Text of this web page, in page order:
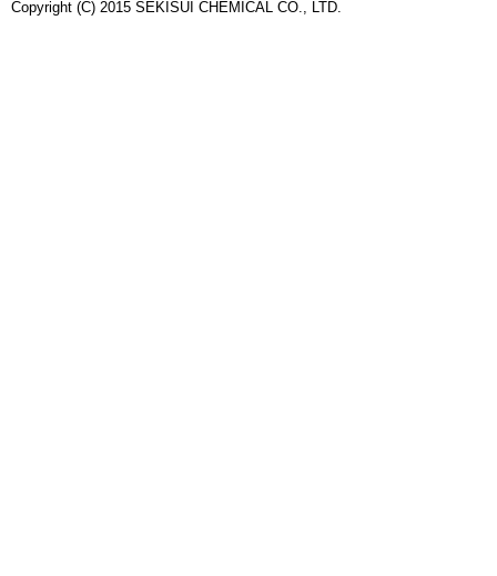
Copyright (C) 2015 SEKISUI CHEMICAL CO., LTD.